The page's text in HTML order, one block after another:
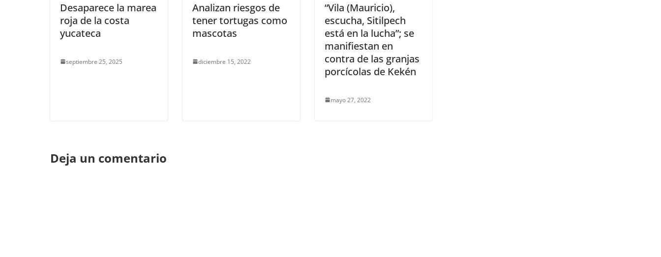
Desaparece la marea
roja de la costa
yucateca
septiembre 25, 2025
Analizan riesgos de
tener tortugas como
mascotas
diciembre 15, 2022
“Vila (Mauricio),
escucha, Sitilpech
está en la lucha”; se
manifiestan en
contra de las granjas
porcícolas de Kekén
mayo 27, 2022
Deja un comentario